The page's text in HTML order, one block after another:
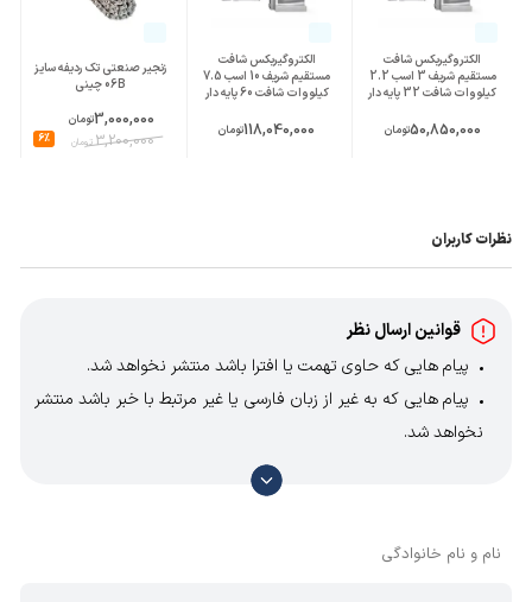
الکتروگیربکس شافت
مستقیم شریف 3 اسب 2.2
کیلووات شافت 32 پایه دار
50,850,000تومان
الکتروگیربکس شافت
مستقیم شریف 10 اسب 7.5
کیلووات شافت 60 پایه دار
118,040,000تومان
زنجیر صنعتی تک ردیفه سایز
06B چینی
3,000,000تومان
3,200,000تومان 6%
نظرات کاربران
قوانین ارسال نظر
پیام هایی که حاوی تهمت یا افترا باشد منتشر نخواهد شد.
پیام هایی که به غیر از زبان فارسی یا غیر مرتبط با خبر باشد منتشر
نخواهد شد.
با توجه به آن که امکان موافقت یا مخالفت با محتوای نظرات
وجود دارد، معمولا نظراتی که محتوای مشابه دارند، انتشار نمی‌یابند
نام و نام خانوادگی